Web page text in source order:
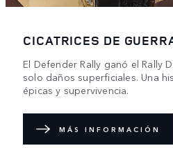
CICATRICES DE
El Defender Rally ganó el Rally
solo daños superficiales. Una
épicas y supervivencia.
MÁS INFORMACIÓN